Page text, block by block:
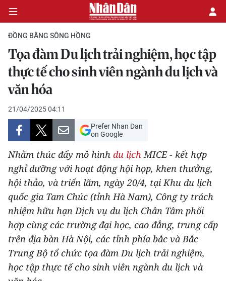
CHÍNH TRỊ
KINH TẾ
VĂN HÓA
XÃ HỘI
PHÁP LUẬT
DU LỊCH
THẾ GIỚI
THỂ THAO
GIÁO DỤC
ĐỒNG BẰNG SÔNG HỒNG
Tọa đàm Du lịch trải nghiệm, học tập
thực tế cho sinh viên ngành du lịch và
văn hóa
21/04/2025 04:11
Prefer Nhan Dan
on Google
Nhằm thúc đẩy mô hình du lịchMICE - kết hợp
nghỉ dưỡng với hoạt động hội họp, khen thưởng,
hội thảo, và triển lãm, ngày 20/4, tại Khu du lịch
quốc gia Tam Chúc (tỉnh Hà Nam), Công ty trách
nhiệm hữu hạn Dịch vụ du lịch Chân Tâm phối
hợp cùng các trường đại học, cao đẳng, trung cấp
trên địa bàn Hà Nội, các tỉnh phía bắc và Bắc
Trung Bộ tổ chức tọa đàm Du lịch trải nghiệm,
học tập thực tế cho sinh viên ngành du lịch và